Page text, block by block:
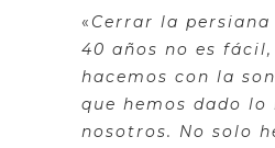
« Cerrar la persiana
40 años no es
hacemos con la
que hemos dado lo
nosotros. No solo